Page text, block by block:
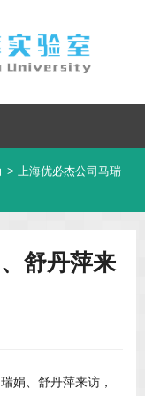
> 上海优必杰公司马瑞
舒丹萍来
娟、舒丹萍来访，